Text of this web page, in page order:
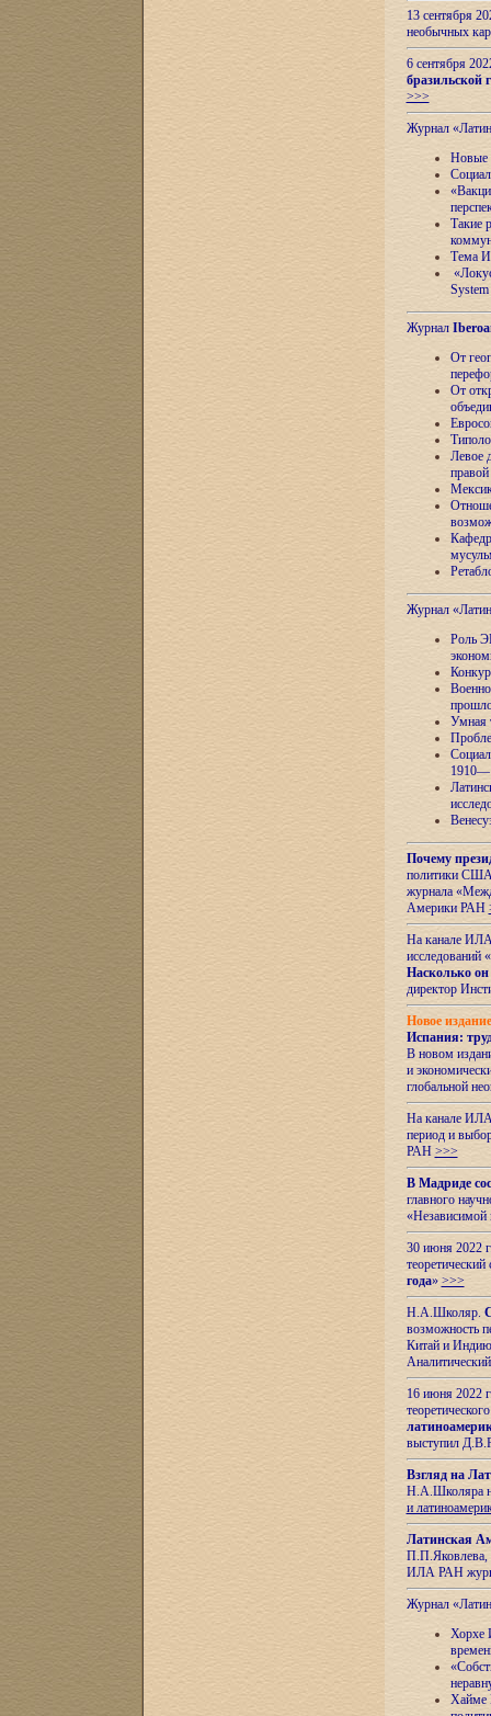
13 сентября
необычных
6 сентября
бразильской
>>>
Журнал
Новые
Такие
Тема
Журнал
От
От
Левое
Журнал
Роль
Умная
Почему
политики США
журнала
Америки РАН
На канале ИЛА
исследований «
Насколько он
директор
Новое
Испания:
В новом
и
глобальной
На канале
период и
РАН >>>
В Мадриде
главного
«Независимой
30 июня 2022
года» >>>
Н.А.Школяр.
возможность
Китай и
16 июня 2022
выступил
Взгляд на
Н.А.Школяра
и
Латинская
П.П.Яковлева,
ИЛА РАН
Журнал
Хорхе
Хайме